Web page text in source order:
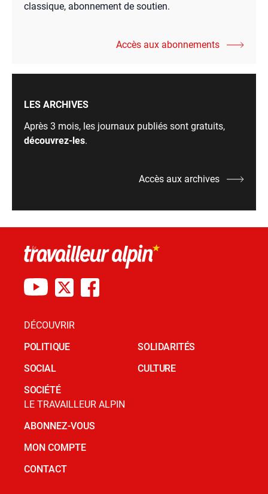
classique, abonnement de soutien.
Accès aux abonnements
LES ARCHIVES
Après 3 mois, les journaux publiés sont gratuits,
découvrez-les.
Accès aux archives
DÉCOUVRIR
POLITIQUE
SOCIAL
SOCIÉTÉ
SOLIDARITÉS
CULTURE
LE TRAVAILLEUR ALPIN
ABONNEZ-VOUS
MON COMPTE
CONTACT